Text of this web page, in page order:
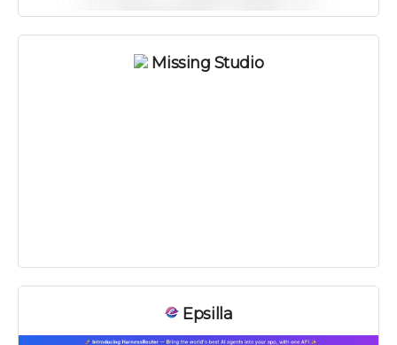
Missing Studio
Epsilla